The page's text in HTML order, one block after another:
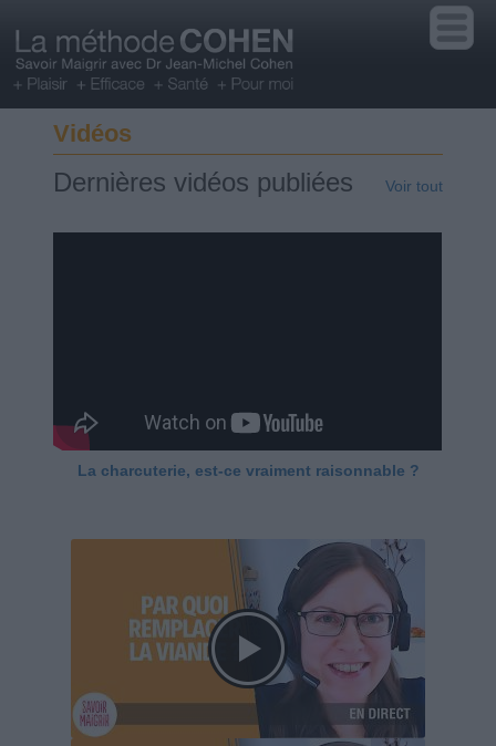
Vidéos
Dernières vidéos publiées Voir tout
La charcuterie, est-ce vraiment raisonnable ?